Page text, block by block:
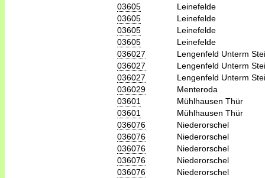
03605
Leinefelde
03605
Leinefelde
03605
Leinefelde
03605
Leinefelde
036027
Lengenfeld Unterm
036027
Lengenfeld Unterm
036027
Lengenfeld Unterm
036029
Menteroda
03601
Mühlhausen Thür
03601
Mühlhausen Thür
036076
Niederorschel
036076
Niederorschel
036076
Niederorschel
036076
Niederorschel
036076
Niederorschel